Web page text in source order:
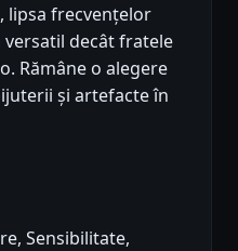
lipsa frecvențelor
decât fratele
Rămâne o alegere
și artefacte în
Sensibilitate,